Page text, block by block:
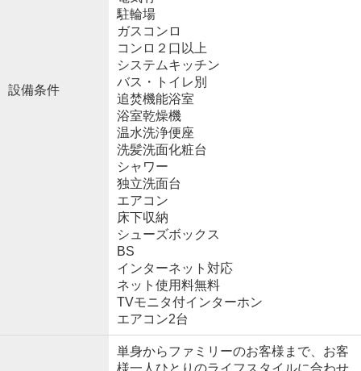
設備条件
駐輪場
ガスコンロ
コンロ２口以上
システムキッチン
バス・トイレ別
追焚機能浴室
浴室乾燥機
温水洗浄便座
洗髪洗面化粧台
シャワー
独立洗面台
エアコン
床下収納
シューズボックス
BS
インターネット対応
ネット使用料無料
TVモニタ付インターホン
エアコン2台
単身からファミリーのお客様まで、お客
様一人ひとりのライフスタイルに合わせ